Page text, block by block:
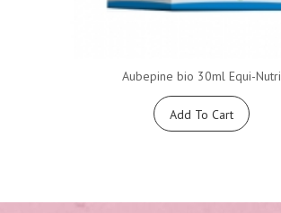
Aubepine bio 30ml Equi-Nutri
Add To Cart